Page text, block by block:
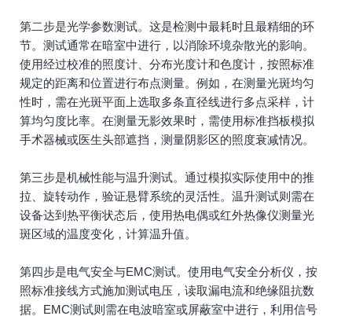
第二步是光学参数测试。这是检测中最耗时且最精细的环
节。测试通常在暗室中进行，以消除环境杂散光的影响。
使用经过校准的照度计、分布光度计和色度计，按照标准
规定的距离和位置进行布点测量。例如，在测量光斑均匀
性时，需在光斑平面上选取多条直径线进行多点采样，计
算均匀度比率。在测量无影效果时，需使用标准挡板模拟
手术器械或医生头部遮挡，测量阴影区的照度衰减情况。
第三步是机械性能与温升测试。通过模拟实际使用中的推
拉、旋转动作，验证悬臂系统的灵活性。温升测试则需在
设备达到热平衡状态后，使用热电偶或红外热像仪测量光
斑区域的温度变化，计算温升值。
第四步是电气安全与EMC测试。使用电气安全分析仪，按
照标准接线方式施加测试电压，读取漏电流和绝缘阻抗数
据。EMC测试则需在电波暗室或屏蔽室中进行，利用信号